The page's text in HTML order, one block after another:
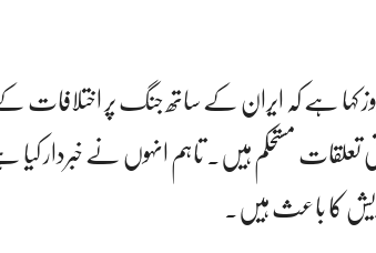
ہے کہ ایران کے ساتھ جنگ پر اختلافات کے
مستحکم ہیں۔ تاہم انہوں نے خبردار
کا باعث ہیں۔